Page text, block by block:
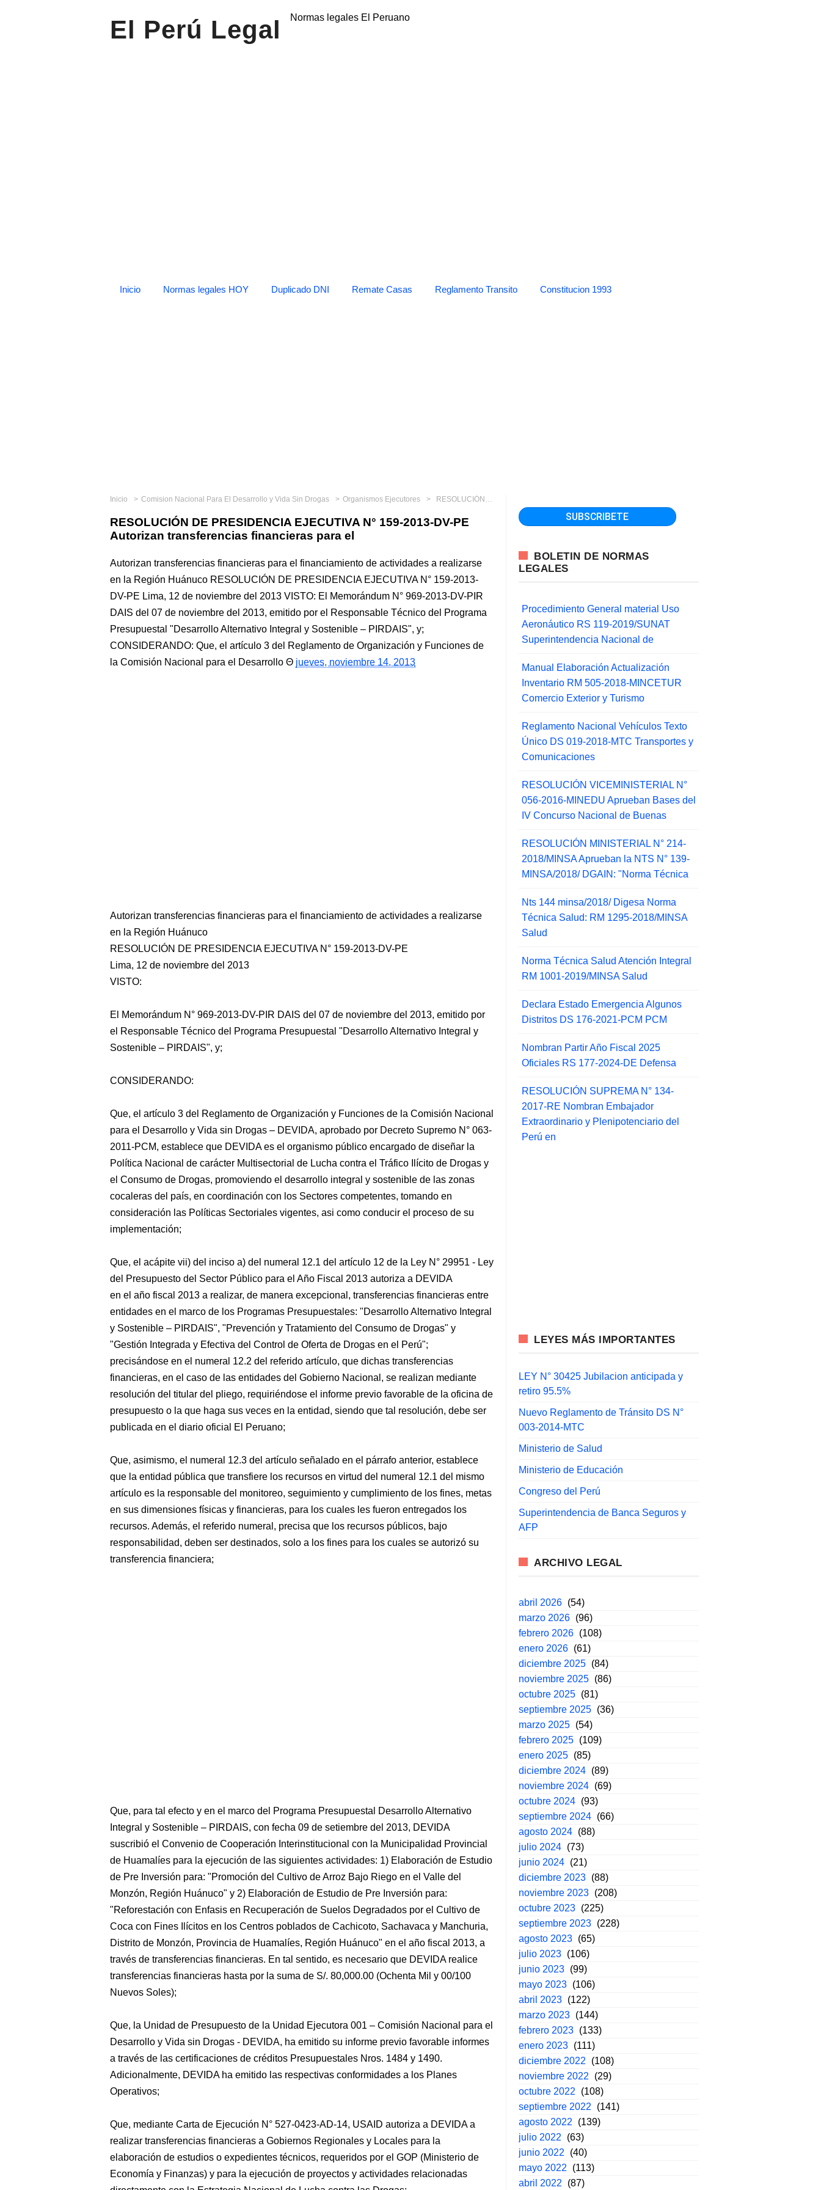
El Perú Legal Normas legales El Peruano
Inicio Normas legales HOY Duplicado DNI Remate Casas Reglamento Transito Constitucion 1993
Inicio Comision Nacional Para El Desarrollo y Vida Sin Drogas Organismos Ejecutores RESOLUCIÓN DE PRESIDENCIA EJECUTIVA N° 159-2013-DV-PE Autorizan transferencias financieras para el
RESOLUCIÓN DE PRESIDENCIA EJECUTIVA N° 159-2013-DV-PE
Autorizan transferencias financieras para el
Autorizan transferencias financieras para el financiamiento de actividades a realizarse
en la Región Huánuco RESOLUCIÓN DE PRESIDENCIA EJECUTIVA N° 159-2013-
DV-PE Lima, 12 de noviembre del 2013 VISTO: El Memorándum N° 969-2013-DV-PIR
DAIS del 07 de noviembre del 2013, emitido por el Responsable Técnico del Programa
Presupuestal "Desarrollo Alternativo Integral y Sostenible – PIRDAIS", y;
CONSIDERANDO: Que, el artículo 3 del Reglamento de Organización y Funciones de
la Comisión Nacional para el Desarrollo
jueves, noviembre 14, 2013
Autorizan transferencias financieras para el financiamiento de actividades a realizarse
en la Región Huánuco
RESOLUCIÓN DE PRESIDENCIA EJECUTIVA N° 159-2013-DV-PE
Lima, 12 de noviembre del 2013
VISTO:
El Memorándum N° 969-2013-DV-PIR DAIS del 07 de noviembre del 2013, emitido por
el Responsable Técnico del Programa Presupuestal "Desarrollo Alternativo Integral y
Sostenible – PIRDAIS", y;
CONSIDERANDO:
Que, el artículo 3 del Reglamento de Organización y Funciones de la Comisión Nacional
para el Desarrollo y Vida sin Drogas – DEVIDA, aprobado por Decreto Supremo N° 063-
2011-PCM, establece que DEVIDA es el organismo público encargado de diseñar la
Política Nacional de carácter Multisectorial de Lucha contra el Tráfico Ilícito de Drogas y
el Consumo de Drogas, promoviendo el desarrollo integral y sostenible de las zonas
cocaleras del país, en coordinación con los Sectores competentes, tomando en
consideración las Políticas Sectoriales vigentes, asi como conducir el proceso de su
implementación;
Que, el acápite vii) del inciso a) del numeral 12.1 del artículo 12 de la Ley N° 29951 - Ley
del Presupuesto del Sector Público para el Año Fiscal 2013 autoriza a DEVIDA
en el año fiscal 2013 a realizar, de manera excepcional, transferencias financieras entre
entidades en el marco de los Programas Presupuestales: "Desarrollo Alternativo Integral
y Sostenible – PIRDAIS", "Prevención y Tratamiento del Consumo de Drogas" y
"Gestión Integrada y Efectiva del Control de Oferta de Drogas en el Perú";
precisándose en el numeral 12.2 del referido artículo, que dichas transferencias
financieras, en el caso de las entidades del Gobierno Nacional, se realizan mediante
resolución del titular del pliego, requiriéndose el informe previo favorable de la oficina de
presupuesto o la que haga sus veces en la entidad, siendo que tal resolución, debe ser
publicada en el diario oficial El Peruano;
Que, asimismo, el numeral 12.3 del artículo señalado en el párrafo anterior, establece
que la entidad pública que transfiere los recursos en virtud del numeral 12.1 del mismo
artículo es la responsable del monitoreo, seguimiento y cumplimiento de los fines, metas
en sus dimensiones físicas y financieras, para los cuales les fueron entregados los
recursos. Además, el referido numeral, precisa que los recursos públicos, bajo
responsabilidad, deben ser destinados, solo a los fines para los cuales se autorizó su
transferencia financiera;
Que, para tal efecto y en el marco del Programa Presupuestal Desarrollo Alternativo
Integral y Sostenible – PIRDAIS, con fecha 09 de setiembre del 2013, DEVIDA
suscribió el Convenio de Cooperación Interinstitucional con la Municipalidad Provincial
de Huamalíes para la ejecución de las siguientes actividades: 1) Elaboración de Estudio
de Pre Inversión para: "Promoción del Cultivo de Arroz Bajo Riego en el Valle del
Monzón, Región Huánuco" y 2) Elaboración de Estudio de Pre Inversión para:
"Reforestación con Enfasis en Recuperación de Suelos Degradados por el Cultivo de
Coca con Fines Ilícitos en los Centros poblados de Cachicoto, Sachavaca y Manchuria,
Distrito de Monzón, Provincia de Huamalíes, Región Huánuco" en el año fiscal 2013, a
través de transferencias financieras. En tal sentido, es necesario que DEVIDA realice
transferencias financieras hasta por la suma de S/. 80,000.00 (Ochenta Mil y 00/100
Nuevos Soles);
Que, la Unidad de Presupuesto de la Unidad Ejecutora 001 – Comisión Nacional para el
Desarrollo y Vida sin Drogas - DEVIDA, ha emitido su informe previo favorable informes
a través de las certificaciones de créditos Presupuestales Nros. 1484 y 1490.
Adicionalmente, DEVIDA ha emitido las respectivas conformidades a los Planes
Operativos;
Que, mediante Carta de Ejecución N° 527-0423-AD-14, USAID autoriza a DEVIDA a
realizar transferencias financieras a Gobiernos Regionales y Locales para la
elaboración de estudios o expedientes técnicos, requeridos por el GOP (Ministerio de
Economía y Finanzas) y para la ejecución de proyectos y actividades relacionadas
BOLETIN DE NORMAS
LEGALES
Procedimiento General material Uso
Aeronáutico RS 119-2019/SUNAT
Superintendencia Nacional de
Manual Elaboración Actualización
Inventario RM 505-2018-MINCETUR
Comercio Exterior y Turismo
Reglamento Nacional Vehículos Texto
Único DS 019-2018-MTC Transportes y
Comunicaciones
RESOLUCIÓN VICEMINISTERIAL N°
056-2016-MINEDU Aprueban Bases del
IV Concurso Nacional de Buenas
RESOLUCIÓN MINISTERIAL N° 214-
2018/MINSA Aprueban la NTS N° 139-
MINSA/2018/ DGAIN: "Norma Técnica
Nts 144 minsa/2018/ Digesa Norma
Técnica Salud: RM 1295-2018/MINSA
Salud
Norma Técnica Salud Atención Integral
RM 1001-2019/MINSA Salud
Declara Estado Emergencia Algunos
Distritos DS 176-2021-PCM PCM
Nombran Partir Año Fiscal 2025
Oficiales RS 177-2024-DE Defensa
RESOLUCIÓN SUPREMA N° 134-
2017-RE Nombran Embajador
Extraordinario y Plenipotenciario del
Perú en
LEYES MÁS IMPORTANTES
LEY N° 30425 Jubilacion anticipada y
retiro 95.5%
Nuevo Reglamento de Tránsito DS N°
003-2014-MTC
Ministerio de Salud
Ministerio de Educación
Congreso del Perú
Superintendencia de Banca Seguros y
AFP
ARCHIVO LEGAL
abril 2026 (54)
marzo 2026 (96)
febrero 2026 (108)
enero 2026 (61)
diciembre 2025 (84)
noviembre 2025 (86)
octubre 2025 (81)
septiembre 2025 (36)
marzo 2025 (54)
febrero 2025 (109)
enero 2025 (85)
diciembre 2024 (89)
noviembre 2024 (69)
octubre 2024 (93)
septiembre 2024 (66)
agosto 2024 (88)
julio 2024 (73)
junio 2024 (21)
diciembre 2023 (88)
noviembre 2023 (208)
octubre 2023 (225)
septiembre 2023 (228)
agosto 2023 (65)
julio 2023 (106)
junio 2023 (99)
mayo 2023 (106)
abril 2023 (122)
marzo 2023 (144)
febrero 2023 (133)
enero 2023 (111)
diciembre 2022
(108)
noviembre 2022
(29)
octubre 2022
(108)
septiembre 2022
(141)
agosto 2022
(139)
julio 2022
(63)
junio 2022
(40)
mayo 2022
(113)
abril 2022
(87)